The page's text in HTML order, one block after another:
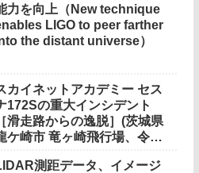
力を向上（New technique
LIGO to peer farther
the distant universe）
カイネットアカデミー セス
172Sの重大インシデント
［滑走路からの逸脱］(茨城県
ケ崎市 竜ヶ崎飛行場、令和6
測距データ、イメージ